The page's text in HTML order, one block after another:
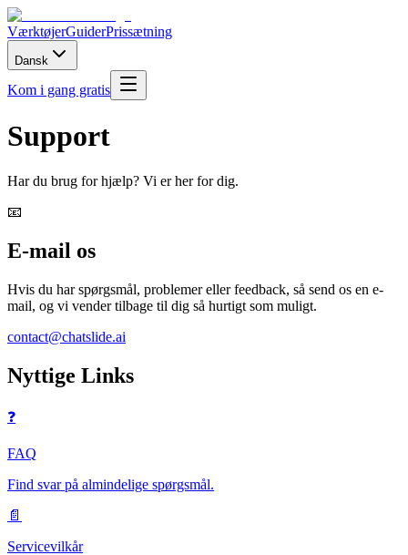
VærktøjerGuiderPrissætning
Dansk
Kom i gang gratis
Support
Har du brug for hjælp? Vi er her for dig.
📧
E-mail os
Hvis du har spørgsmål, problemer eller feedback, så send os en e-
mail, og vi vender tilbage til dig så hurtigt som muligt.
contact@chatslide.ai
Nyttige Links
❓
FAQ
Find svar på almindelige spørgsmål.
📄
Servicevilkår